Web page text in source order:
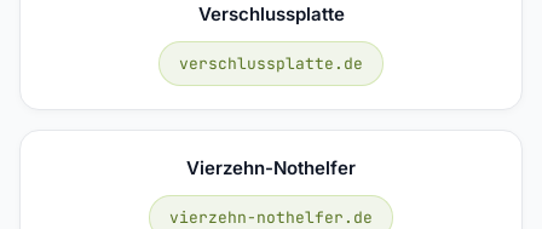
Verschlussplatte
verschlussplatte.de
Vierzehn-Nothelfer
vierzehn-nothelfer.de